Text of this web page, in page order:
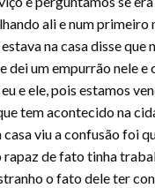
ali e num primeiro
na casa disse que
dei um empurrão nele e
e ele, pois estamos
tem acontecido na
casa viu a confusão foi
rapaz de fato tinha
o fato dele ter